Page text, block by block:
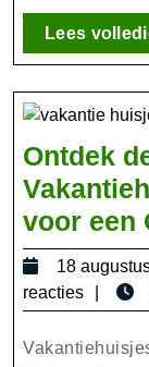
Lees
Ontdek
voor een
18
reacties